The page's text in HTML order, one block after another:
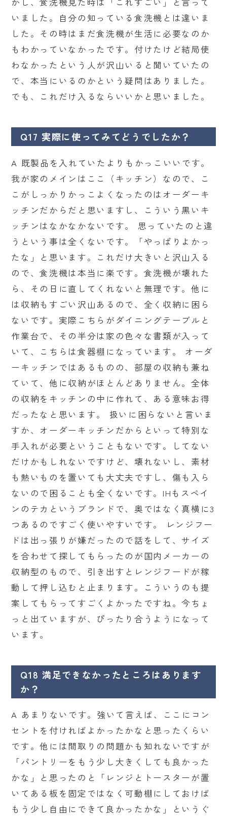
いました。自分の知っている食洗機とは違いま
した。その時はまだ食洗機が生活に必要なのか
もわかっていなかったです。付けたけど結局使
わなかったという人が沢山いると聞いていたの
で、本当にいるのかという疑問はありました。
でも、これだけ入るならいいかと思いました。
Q17 実際に使ってみてどうでしたか？
A 既製品を入れていたよりもかっこいいです。
我が家のメインはここ（キッチン）なので、こ
こがしっかりかっこよくなったのはオーダーキ
ッチンだからだと思いますし、こういう黒いキ
ッチンはなかなかないです。 思っていたのと違
うという事は全くないです。「やっぱりよかっ
たな」と思います。これだけ大きいと沢山入る
ので、食洗機は本当に楽です。食洗機が壊れた
ら、その日に直してくれないと無理です。他に
は収納もすごい沢山あるので、全く収納に困ら
ないです。実際こちらがダイニングテーブルと
作業台で、その半分は家の色々な書類が入って
いて、こちらは食器棚になっています。 オーダ
ーキッチンではあるものの、部屋の収納も兼ね
ていて、他に収納がほとんどありません。全体
の収納をキッチンの中に作れて、ある意味お得
だったなと思います。 扱いに困らないと言いま
すか、オーダーキッチンだからといって特別な
手入れが必要ということもないです。してない
だけかもしれないですけど、壊れないし、素材
も熱いものを置いても大丈夫ですし、傷も入ら
ないので困ることも全くないです。IHもスペイ
ンのテカというブランドで、奥ではなく真横に3
つあるのですごく使いやすいです。 レンジフー
ドは出っ張りが嫌だったので話をして、サイズ
を合わせて探してもらったのが国内メーカーの
収納型のもので、引き出すとレンジフードが稼
動して押し込むと止まります。こういうのも提
案してもらってすごくよかったですね。今ちょ
っと出ていますが、ぴったり合うようになって
います。
Q18 満足できなかったところはあります
か？
A あまりないです。強いて言えば、ここにコン
セントを付ければよかったかなと思ったくらい
です。他には間取りの問題かも知れないですが
「パントリーをもう少し大きくしても良かった
かな」と思ったのと「レンジとトースターが置
いてある板を固定ではなく可動棚にしておけば
もう少し自由にできて良かったかな」というぐ